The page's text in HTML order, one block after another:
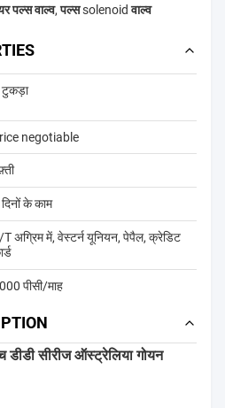
पल्स वाल्व,पल्स solenoid वाल्व
टुकड़ा
negotiable
के काम
अग्रिम में, वेस्टर्न यूनियन, पेपैल, क्रेडिट
पीसी/माह
सीरीज ऑस्ट्रेलिया गोयन